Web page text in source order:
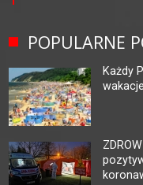
POPULARNE
Każdy